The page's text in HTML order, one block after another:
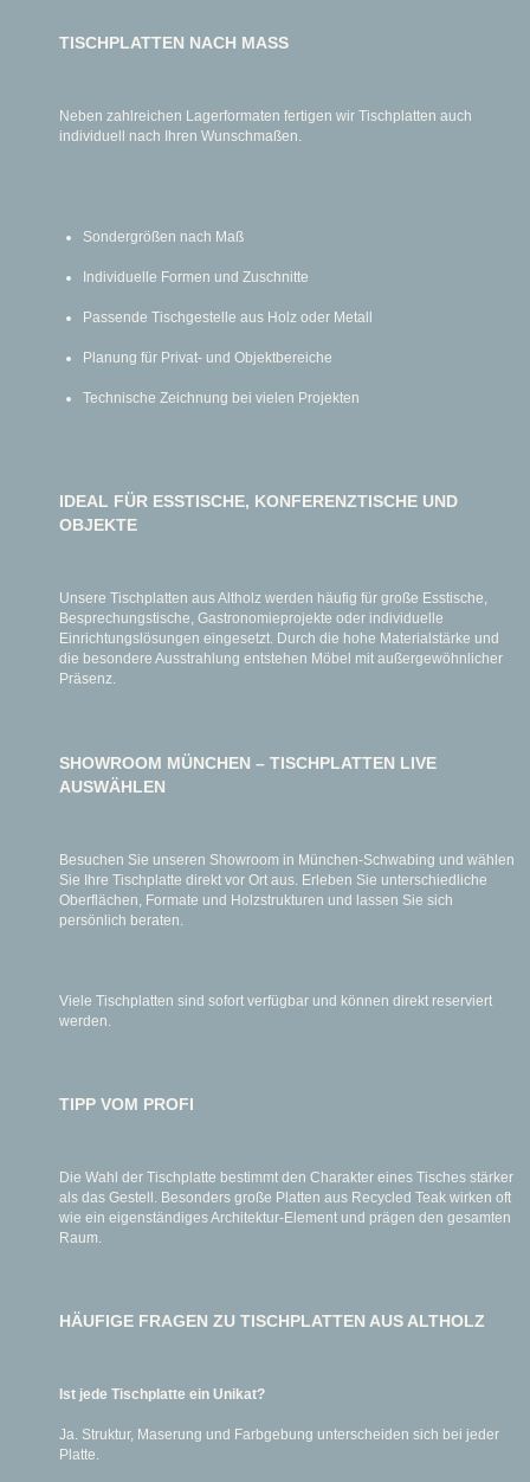
TISCHPLATTEN NACH MASS
Neben zahlreichen Lagerformaten fertigen wir Tischplatten auch
individuell nach Ihren Wunschmaßen.
Sondergrößen nach Maß
Individuelle Formen und Zuschnitte
Passende Tischgestelle aus Holz oder Metall
Planung für Privat- und Objektbereiche
Technische Zeichnung bei vielen Projekten
IDEAL FÜR ESSTISCHE, KONFERENZTISCHE UND
OBJEKTE
Unsere Tischplatten aus Altholz werden häufig für große Esstische,
Besprechungstische, Gastronomieprojekte oder individuelle
Einrichtungslösungen eingesetzt. Durch die hohe Materialstärke und
die besondere Ausstrahlung entstehen Möbel mit außergewöhnlicher
Präsenz.
SHOWROOM MÜNCHEN – TISCHPLATTEN LIVE
AUSWÄHLEN
Besuchen Sie unseren Showroom in München-Schwabing und wählen
Sie Ihre Tischplatte direkt vor Ort aus. Erleben Sie unterschiedliche
Oberflächen, Formate und Holzstrukturen und lassen Sie sich
persönlich beraten.
Viele Tischplatten sind sofort verfügbar und können direkt reserviert
werden.
TIPP VOM PROFI
Die Wahl der Tischplatte bestimmt den Charakter eines Tisches stärker
als das Gestell. Besonders große Platten aus Recycled Teak wirken oft
wie ein eigenständiges Architektur-Element und prägen den gesamten
Raum.
HÄUFIGE FRAGEN ZU TISCHPLATTEN AUS ALTHOLZ
Ist jede Tischplatte ein Unikat?
Ja. Struktur, Maserung und Farbgebung unterscheiden sich bei jeder
Platte.